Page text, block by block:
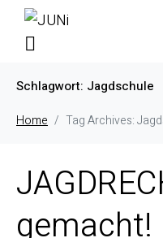
Schlagwort: Jagdschule
Home Tag Archives:
gemacht!